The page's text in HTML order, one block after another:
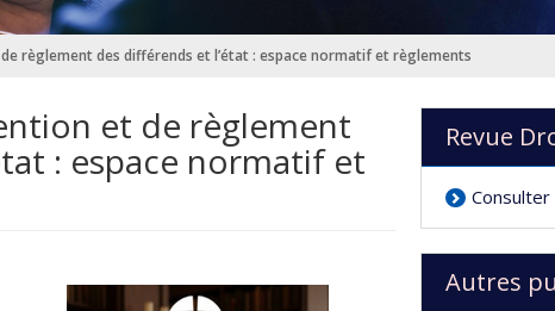
règlement des différends et l’état : espace normatif et règlements
et de règlement
: espace normatif et
Revue
Autres